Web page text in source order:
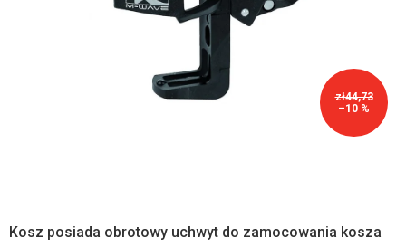
zł44,73
–10 %
Kosz posiada obrotowy uchwyt do zamocowania kosza